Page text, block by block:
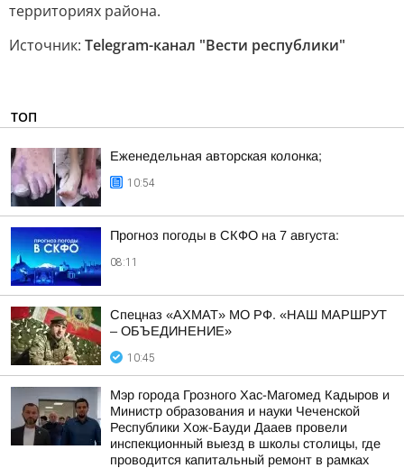
территориях района.
Источник: Telegram-канал "Вести республики"
ТОП
Еженедельная авторская колонка;
10:54
Прогноз погоды в СКФО на 7 августа:
08:11
Спецназ «АХМАТ» МО РФ. «НАШ МАРШРУТ
– ОБЪЕДИНЕНИЕ»
10:45
Мэр города Грозного Хас-Магомед Кадыров и
Министр образования и науки Чеченской
Республики Хож-Бауди Дааев провели
инспекционный выезд в школы столицы, где
проводится капитальный ремонт в рамках